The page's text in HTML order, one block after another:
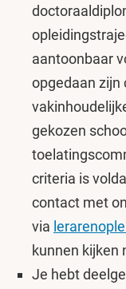
aantoonbaar
opgedaan zijn
gekozen
criteria is
contact met
via
kunnen kijken
Je hebt